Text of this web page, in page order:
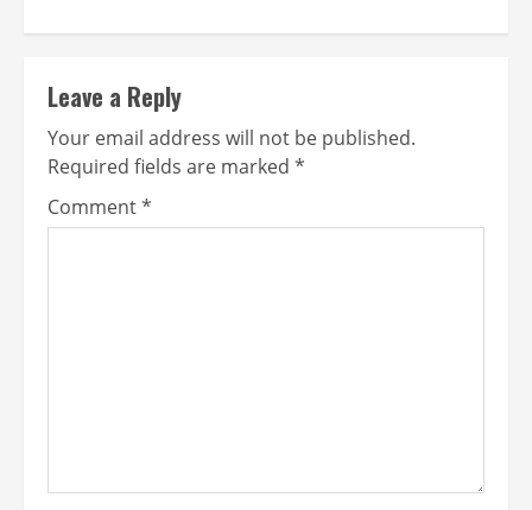
Leave a Reply
Your email address will not be published.
Required fields are marked *
Comment*